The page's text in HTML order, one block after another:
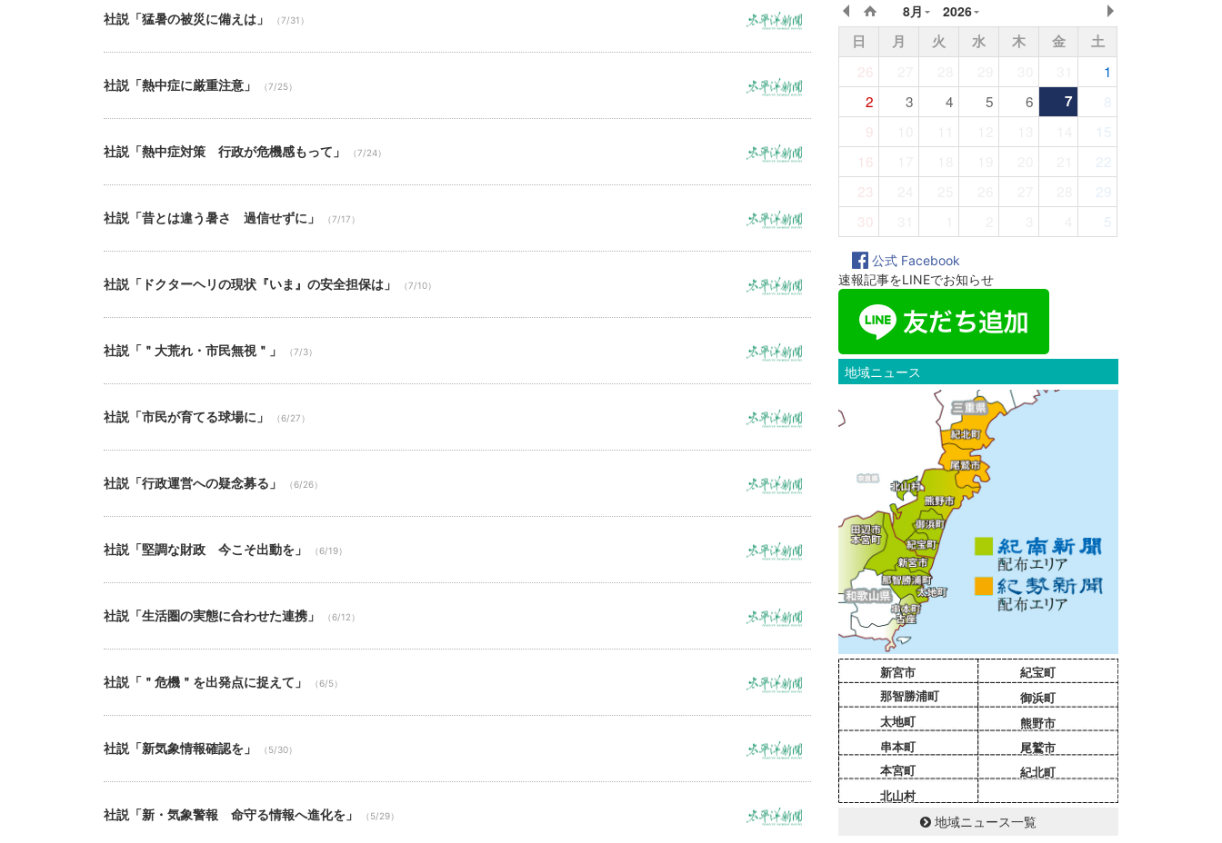
社説「猛暑の被災に備えは」 （7/31）
社説「熱中症に厳重注意」 （7/25）
社説「熱中症対策 行政が危機感もって」 （7/24）
社説「昔とは違う暑さ 過信せずに」 （7/17）
社説「ドクターヘリの現状『いま』の安全担保は」 （7/10）
社説「＂大荒れ・市民無視＂」 （7/3）
社説「市民が育てる球場に」 （6/27）
社説「行政運営への疑念募る」 （6/26）
社説「堅調な財政 今こそ出動を」 （6/19）
社説「生活圏の実態に合わせた連携」 （6/12）
社説「＂危機＂を出発点に捉えて」 （6/5）
社説「新気象情報確認を」 （5/30）
社説「新・気象警報 命守る情報へ進化を」 （5/29）
8月 2026
日 月 火 水 木 金
土
26
1
2
3 4 5 6 7
8
9
15
16
22
23
29
30
5
公式 Facebook
速報記事をLINEでお知らせ
地域ニュース
新宮市
那智勝浦町
太地町
串本町
本宮町
北山村
紀宝町
御浜町
熊野市
尾鷲市
紀北町
地域ニュース一覧